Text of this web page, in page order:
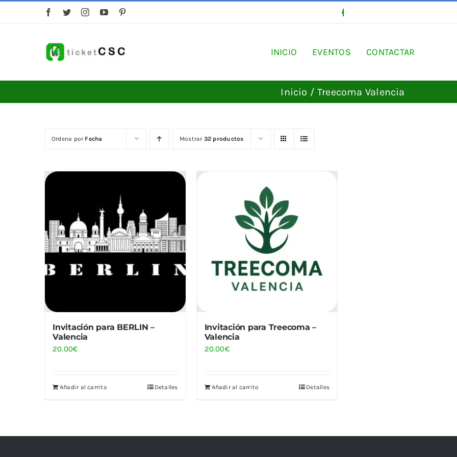
INICIO EVENTOS CONTACTAR
Inicio Treecoma Valencia
Ordena por Fecha Mostrar 32 productos
Invitación para BERLIN –
Valencia
20.00€
Añadir al carrito Detalles
Invitación para Treecoma –
Valencia
20.00€
Añadir al carrito Detalles